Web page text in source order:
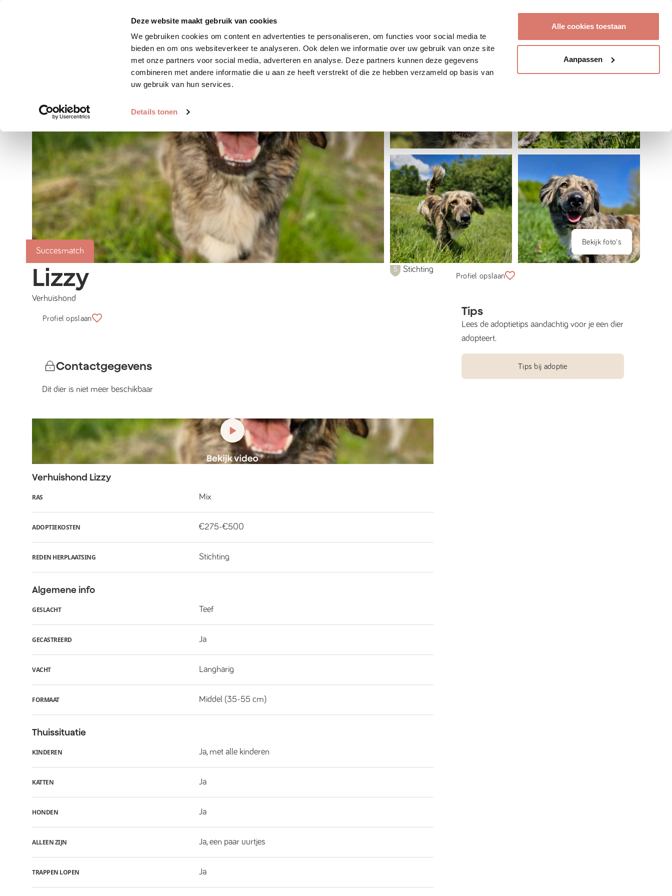
Deze website maakt gebruik van cookies
We gebruiken cookies om content en advertenties te personaliseren, om functies voor social media te
bieden en om ons websiteverkeer te analyseren. Ook delen we informatie over uw gebruik van onze site
met onze partners voor social media, adverteren en analyse. Deze partners kunnen deze gegevens
combineren met andere informatie die u aan ze heeft verstrekt of die ze hebben verzameld op basis van
uw gebruik van hun services.
Details tonen
Alle cookies toestaan
Aanpassen
Zoek huisdier Plaats huisdier Hoe werkt het?
Succesmatch
Bekijk foto's
Lizzy
Verhuishond
Stichting
Profiel opslaan
Contactgegevens
Dit dier is niet meer beschikbaar
Verhuishond Lizzy
RAS Mix
ADOPTIEKOSTEN €275-€500
REDEN HERPLAATSING Stichting
Algemene info
GESLACHT Teef
GECASTREERD Ja
VACHT Langharig
FORMAAT Middel (35-55 cm)
Thuissituatie
KINDEREN Ja, met alle kinderen
KATTEN Ja
HONDEN Ja
ALLEEN ZIJN Ja, een paar uurtjes
TRAPPEN LOPEN Ja
Profiel opslaan
Tips
Lees de adoptietips aandachtig voor je een dier
adopteert.
Tips bij adoptie